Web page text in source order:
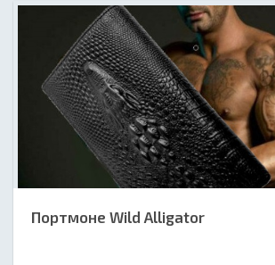
Портмоне Wild Alligator